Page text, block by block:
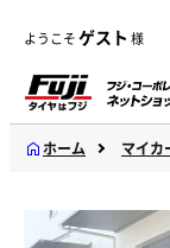
ようこそゲスト 様
ホーム マイカ